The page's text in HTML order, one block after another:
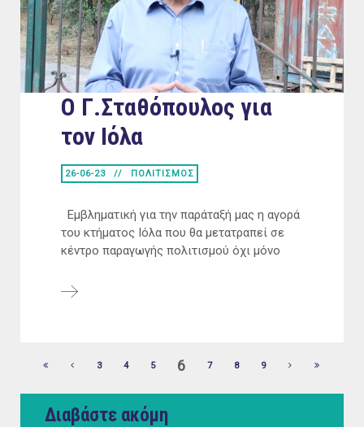
Ο Γ.Σταθόπουλος για
τον Ιόλα
26-06-23 ΠΟΛΙΤΙΣΜΟΣ
Εμβληματική για την παράταξή μας η αγορά
του κτήματος Ιόλα που θα μετατραπεί σε
κέντρο παραγωγής πολιτισμού όχι μόνο
3 4 5 6 7 8 9
Διαβάστε ακόμη